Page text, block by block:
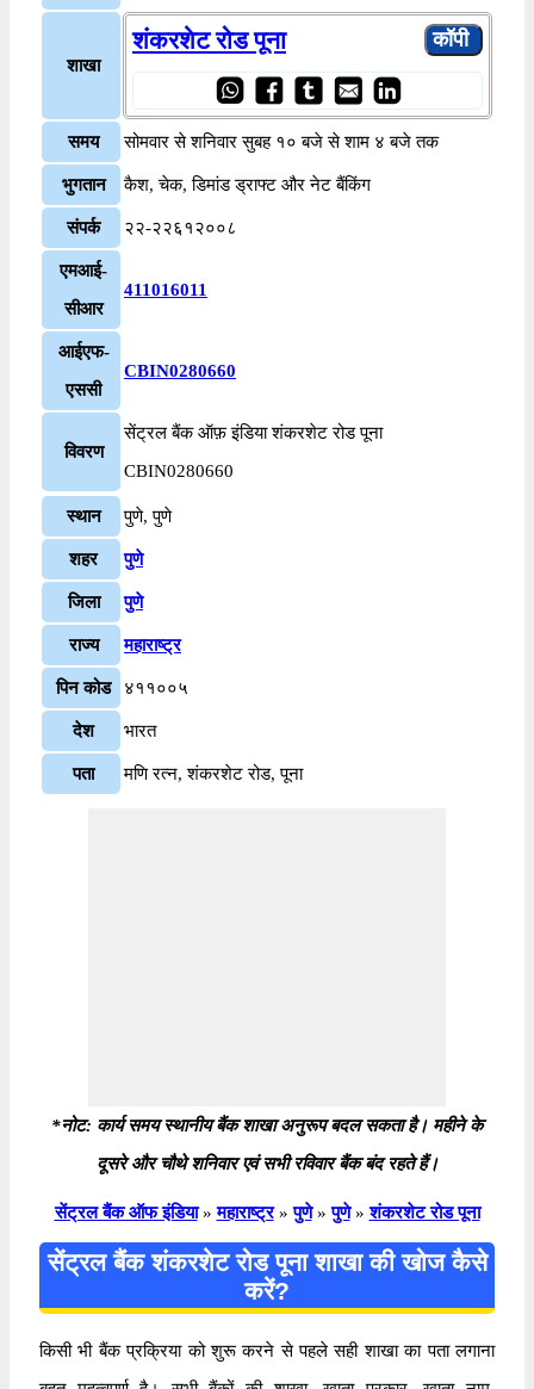
शाखा
शंकरशेट रोड पूना
समय सोमवार से शनिवार सुबह १० बजे से शाम ४ बजे तक
भुगतान कैश, चेक, डिमांड ड्राफ्ट और नेट बैंकिंग
संपर्क २२-२२६१२००८
एमआई-
सीआर
411016011
आईएफ-
एससी
CBIN0280660
विवरण
सेंट्रल बैंक ऑफ़ इंडिया शंकरशेट रोड पूना
CBIN0280660
स्थान पुणे, पुणे
शहर पुणे
जिला पुणे
राज्य महाराष्ट्र
पिन कोड ४११००५
देश भारत
पता मणि रत्न, शंकरशेट रोड, पूना
*नोट: कार्य समय स्थानीय बैंक शाखा अनुरूप बदल सकता है। महीने के
दूसरे और चौथे शनिवार एवं सभी रविवार बैंक बंद रहते हैं।
सेंट्रल बैंक ऑफ इंडिया » महाराष्ट्र » पुणे » पुणे » शंकरशेट रोड पूना
सेंट्रल बैंक शंकरशेट रोड पूना शाखा की खोज कैसे
करें?
किसी भी बैंक प्रक्रिया को शुरू करने से पहले सही शाखा का पता लगाना